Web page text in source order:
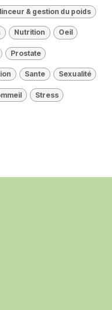
& gestion du poids
Nutrition Oeil
Prostate
Sante Sexualité
Stress